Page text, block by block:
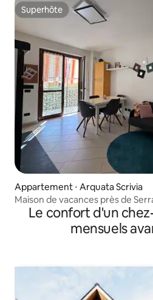
Superhôte
Superhôte
Appartement ⋅ Arquata Scrivia
Maison de vacances près de
Le confort d'un
mensuels